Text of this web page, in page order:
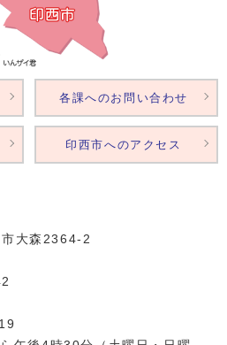
大森2364‐2
各課へのお問い合わせ
印西市へのアクセス